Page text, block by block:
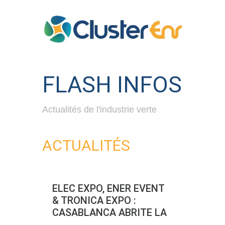
FLASH INFOS
Actualités de l'industrie verte
ACTUALITÉS
ELEC EXPO, ENER EVENT
& TRONICA EXPO :
CASABLANCA ABRITE LA